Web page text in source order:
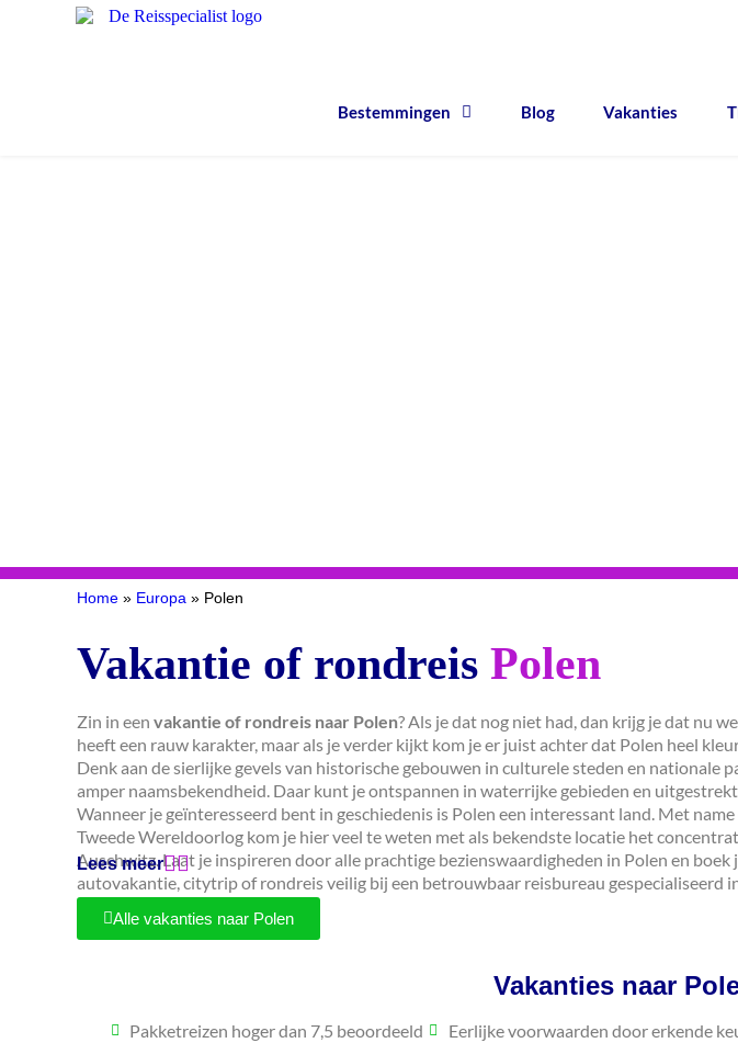
Bestemmingen Blog Vakanties
Home » Europa » Polen
Vakantie of rondreis Polen
Zin in een vakantie of rondreis naar Polen? Als je dat nog niet had, dan krijg je dat nu
heeft een rauw karakter, maar als je verder kijkt kom je er juist achter dat Polen heel
Denk aan de sierlijke gevels van historische gebouwen in culturele steden en nationale
amper naamsbekendheid. Daar kunt je ontspannen in waterrijke gebieden en
Wanneer je geïnteresseerd bent in geschiedenis is Polen een interessant land. Met
Tweede Wereldoorlog kom je hier veel te weten met als bekendste locatie het
Auschwitz. Laat je inspireren door alle prachtige bezienswaardigheden in Polen en boek
autovakantie, citytrip of rondreis veilig bij een betrouwbaar reisbureau gespecialiseerd
via De Reisspecialist!
Lees meer
Alle vakanties naar Polen
Vakanties naar
Pakketreizen hoger dan 7,5 beoordeeld Eerlijke voorwaarden door erkende